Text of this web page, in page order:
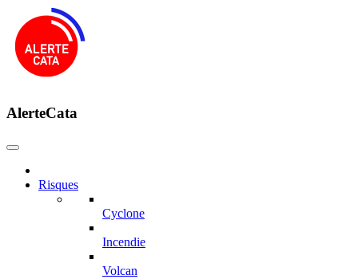
AlerteCata
Risques
Cyclone
Incendie
Volcan